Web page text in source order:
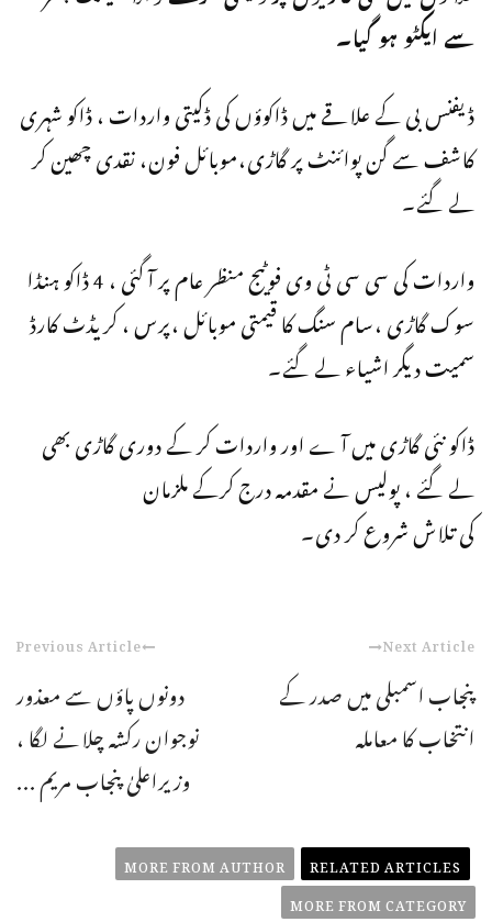
سے ایکٹو ہو گیا۔
ڈیفنس بی کے علاقے میں ڈاکوؤں کی ڈکیتی واردات ، ڈاکو شہری
کاشف سے گن پوائنٹ پر گاڑی،موبائل فون، نقدی چھین کر
لے گئے۔
واردات کی سی سی ٹی وی فوٹیج منظر عام پر آ گئی ، 4 ڈاکو ہنڈا
سوک گاڑی ،سام سنگ کا قیمتی موبائل ،پرس ، کریڈٹ کارڈ
سمیت دیگر اشیاء لے گئے۔
ڈاکو نئی گاڑی میں آ ے اور واردات کر کے دوری گاڑی بھی
لے گئے ، پولیس نے مقدمہ درج کرکے ملزمان
کی تلاش شروع کر دی۔
Previous Article
دونوں پاؤں سے معذور
نوجوان رکشہ چلانے لگا ،
وزیراعلیٰ پنجاب مریم ...
Next Article
پنجاب اسمبلی میں صدر کے
انتخاب کا معاملہ
RELATED ARTICLES
MORE FROM AUTHOR
MORE FROM CATEGORY